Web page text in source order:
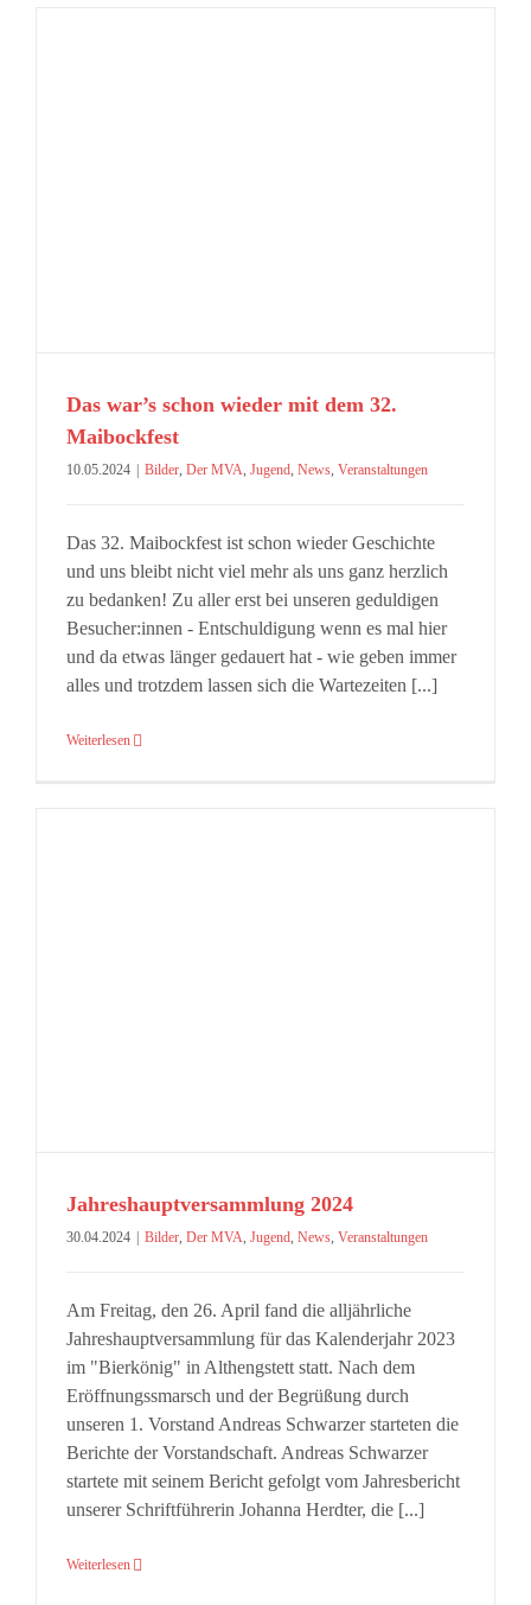
Das war’s schon wieder mit dem 32.
Maibockfest
10.05.2024 | Bilder, Der MVA, Jugend, News, Veranstaltungen
Das 32. Maibockfest ist schon wieder Geschichte
und uns bleibt nicht viel mehr als uns ganz herzlich
zu bedanken! Zu aller erst bei unseren geduldigen
Besucher:innen - Entschuldigung wenn es mal hier
und da etwas länger gedauert hat - wie geben immer
alles und trotzdem lassen sich die Wartezeiten [...]
Weiterlesen
Jahreshauptversammlung 2024
30.04.2024 Bilder, Der MVA, Jugend, News, Veranstaltungen
Am Freitag, den 26. April fand die alljährliche
Jahreshauptversammlung für das Kalenderjahr 2023
im "Bierkönig" in Althengstett statt. Nach dem
Eröffnungssmarsch und der Begrüßung durch
unseren 1. Vorstand Andreas Schwarzer starteten die
Berichte der Vorstandschaft. Andreas Schwarzer
startete mit seinem Bericht gefolgt vom Jahresbericht
unserer Schriftführerin Johanna Herdter, die [...]
Weiterlesen